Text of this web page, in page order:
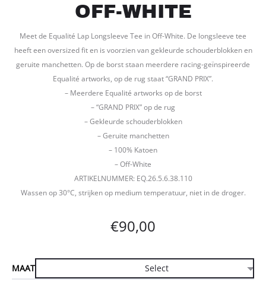
OFF-WHITE
Meet de Equalité Lap Longsleeve Tee in Off-White. De longsleeve tee
heeft een oversized fit en is voorzien van gekleurde schouderblokken en
geruite manchetten. Op de borst staan meerdere racing-geïnspireerde
Equalité artworks, op de rug staat “GRAND PRIX”.
– Meerdere Equalité artworks op de borst
– “GRAND PRIX” op de rug
– Gekleurde schouderblokken
– Geruite manchetten
– 100% Katoen
– Off-White
ARTIKELNUMMER: EQ.26.5.6.38.110
Wassen op 30°C, strijken op medium temperatuur, niet in de droger.
€90,00
MAAT